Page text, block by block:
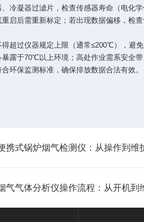
冷凝器过滤片，检查传感器寿命（电化
启后需重新标定；若出现数据偏移，检
超过仪器规定上限（通常≤200℃），避
露于70℃以上环境；高处作业需系安全
环保监测标准，确保排放数据合法有效。
携式锅炉烟气检测仪：从操作到维
气气体分析仪操作流程：从开机到